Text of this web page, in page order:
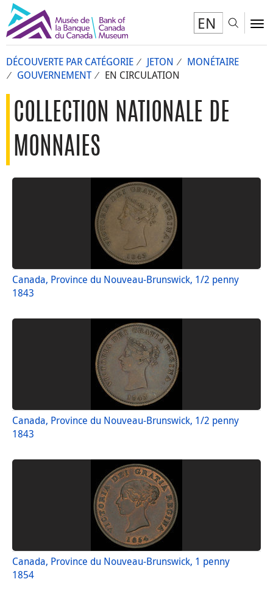
EN
DÉCOUVERTE PAR CATÉGORIE JETON
MONÉTAIRE
GOUVERNEMENT
EN CIRCULATION
COLLECTION NATIONALE DE
MONNAIES
Canada, Province du Nouveau-Brunswick, 1/2 penny
1843
Canada, Province du Nouveau-Brunswick, 1/2 penny
1843
Canada, Province du Nouveau-Brunswick, 1 penny
1854